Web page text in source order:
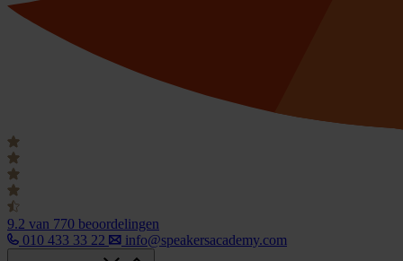
9.2 van 770 beoordelingen
010 433 33 22
info@speakersacademy.com